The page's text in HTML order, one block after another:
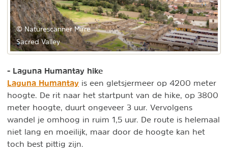
© Naturescanner Mirre
Sacred Valley
- Laguna Humantay hike
Laguna Humantay is een gletsjermeer op 4200 meter
hoogte. De rit naar het startpunt van de hike, op 3800
meter hoogte, duurt ongeveer 3 uur. Vervolgens
wandel je omhoog in ruim 1,5 uur. De route is helemaal
niet lang en moeilijk, maar door de hoogte kan het
toch best pittig zijn.